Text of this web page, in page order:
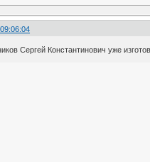
Сергей Константинович уже